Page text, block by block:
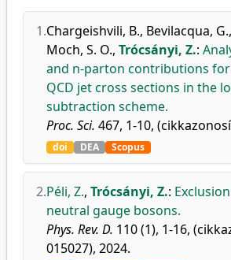
1.Chargeishvili, B., Bevilacqua, G.,
Moch, S. O., Trócsányi, Z.:
and n-parton contributions
QCD jet cross sections in the
subtraction scheme.
Proc. Sci. 467, 1-10,
doi DEA Scopus
2.Péli, Z., Trócsányi, Z.:
neutral gauge bosons.
Phys. Rev. D. 110 (1), 1-16,
015027), 2024.